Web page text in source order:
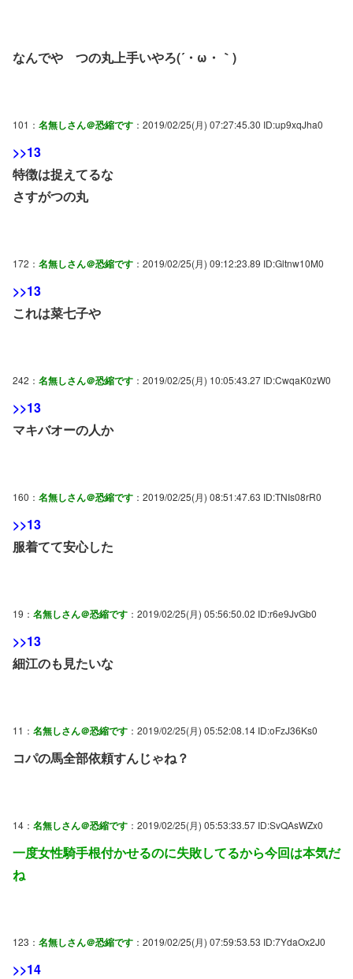
なんでや つの丸上手いやろ(´・ω・｀)
101： 名無しさん＠恐縮です ：2019/02/25(月) 07:27:45.30 ID:up9xqJha0
>>13
特徴は捉えてるな
さすがつの丸
172： 名無しさん＠恐縮です ：2019/02/25(月) 09:12:23.89 ID:Gltnw10M0
>>13
これは菜七子や
242： 名無しさん＠恐縮です ：2019/02/25(月) 10:05:43.27 ID:CwqaK0zW0
>>13
マキバオーの人か
160： 名無しさん＠恐縮です ：2019/02/25(月) 08:51:47.63 ID:TNIs08rR0
>>13
服着てて安心した
19： 名無しさん＠恐縮です ：2019/02/25(月) 05:56:50.02 ID:r6e9JvGb0
>>13
細江のも見たいな
11： 名無しさん＠恐縮です ：2019/02/25(月) 05:52:08.14 ID:oFzJ36Ks0
コパの馬全部依頼すんじゃね？
14： 名無しさん＠恐縮です ：2019/02/25(月) 05:53:33.57 ID:SvQAsWZx0
一度女性騎手根付かせるのに失敗してるから今回は本気だ
ね
123： 名無しさん＠恐縮です ：2019/02/25(月) 07:59:53.53 ID:7YdaOx2J0
>>14